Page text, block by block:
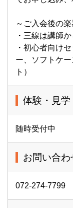
～ご入会後の
・三線は講師
・初心者向け
ー、ソフトケ
ト）
体験・見学
随時受付中
お問い合わ
072-274-7799